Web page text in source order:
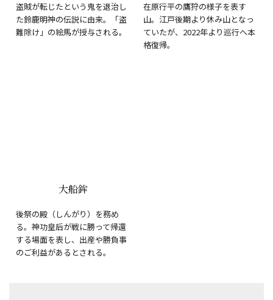
盗賊が転じたという鬼を退治し
た鈴鹿明神の伝説に由来。「盗
難除け」の絵馬が授与される。
在原行平の鷹狩の様子を表す
山。江戸後期より休み山となっ
ていたが、2022年より巡行へ本
格復帰。
大船鉾
後祭の殿（しんがり）を務め
る。神功皇后が戦に勝って帰還
する場面を表し、出産や勝負事
のご利益があるとされる。